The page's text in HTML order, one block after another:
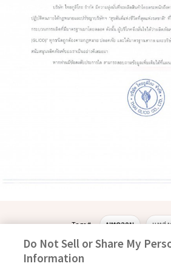
Tags # บทความ แหล่
Do Not Sell or Share My
Information